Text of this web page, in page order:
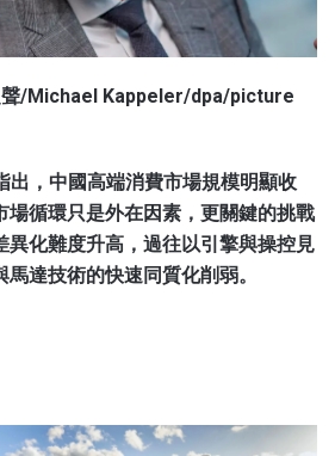
聲/Michael Kappeler/dpa/picture
，中國高端消費市場規模明顯收
場循環只是外在因素，更關鍵的挑戰
異化難度升高，過往以引擎與操控見
達技術的快速同質化削弱。